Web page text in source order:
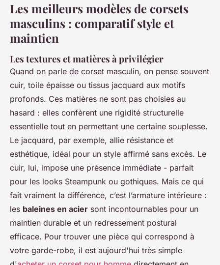
Les meilleurs modèles de corsets
masculins : comparatif style et
maintien
Les textures et matières à privilégier
Quand on parle de corset masculin, on pense souvent
cuir, toile épaisse ou tissus jacquard aux motifs
profonds. Ces matières ne sont pas choisies au
hasard : elles confèrent une rigidité structurelle
essentielle tout en permettant une certaine souplesse.
Le jacquard, par exemple, allie résistance et
esthétique, idéal pour un style affirmé sans excès. Le
cuir, lui, impose une présence immédiate - parfait
pour les looks Steampunk ou gothiques. Mais ce qui
fait vraiment la différence, c’est l’armature intérieure :
les baleines en acier sont incontournables pour un
maintien durable et un redressement postural
efficace. Pour trouver une pièce qui correspond à
votre garde-robe, il est aujourd'hui très simple